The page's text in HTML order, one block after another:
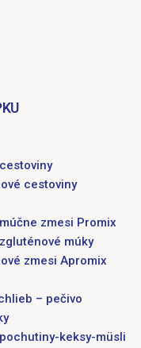
cestoviny
zmesi Promix
múky
zmesi Apromix
– pečivo
keksy-müsli